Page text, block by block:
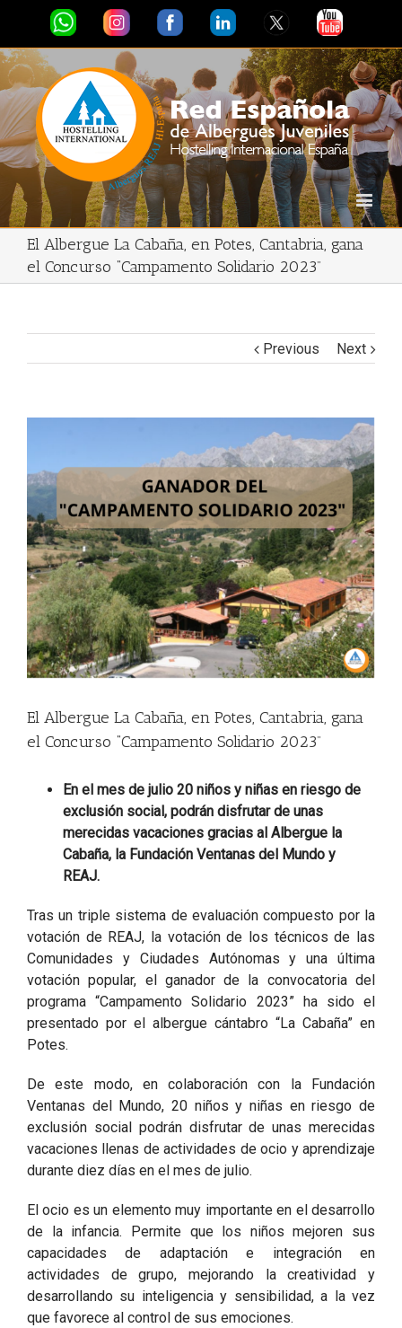
El Albergue La Cabaña, en Potes, Cantabria, gana
el Concurso “Campamento Solidario 2023”
Previous Next
Image
El Albergue La Cabaña, en Potes, Cantabria, gana
el Concurso “Campamento Solidario 2023”
En el mes de julio 20 niños y niñas en riesgo de
exclusión social, podrán disfrutar de unas
merecidas vacaciones gracias al Albergue la
Cabaña, la Fundación Ventanas del Mundo y
REAJ.
Tras un triple sistema de evaluación compuesto por la
votación de REAJ, la votación de los técnicos de las
Comunidades y Ciudades Autónomas y una última
votación popular, el ganador de la convocatoria del
programa “Campamento Solidario 2023” ha sido el
presentado por el albergue cántabro “La Cabaña” en
Potes.
De este modo, en colaboración con la Fundación
Ventanas del Mundo, 20 niños y niñas en riesgo de
exclusión social podrán disfrutar de unas merecidas
vacaciones llenas de actividades de ocio y aprendizaje
durante diez días en el mes de julio.
El ocio es un elemento muy importante en el desarrollo
de la infancia. Permite que los niños mejoren sus
capacidades de adaptación e integración en
actividades de grupo, mejorando la creatividad y
desarrollando su inteligencia y sensibilidad, a la vez
que favorece al control de sus emociones.